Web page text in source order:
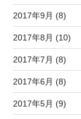
2017年9月 (8)
2017年8月 (10)
2017年7月 (8)
2017年6月 (8)
2017年5月 (9)